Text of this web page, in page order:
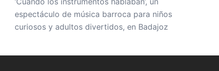
espectáculo de música barroca para niños
curiosos y adultos divertidos, en Badajoz